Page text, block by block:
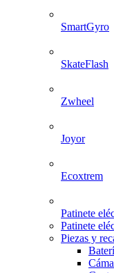
SmartGyro
SkateFlash
Zwheel
Joyor
Ecoxtrem
Patinete
Patinete
Piezas y